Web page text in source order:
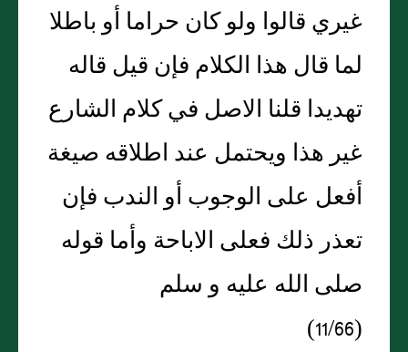
غيري قالوا ولو كان حراما أو باطلا
لما قال هذا الكلام فإن قيل قاله
تهديدا قلنا الاصل في كلام الشارع
غير هذا ويحتمل عند اطلاقه صيغة
أفعل على الوجوب أو الندب فإن
تعذر ذلك فعلى الاباحة وأما قوله
صلى الله عليه و سلم
(11/66)